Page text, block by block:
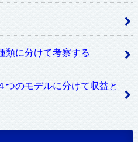
類に分けて考察する
つのモデルに分けて収益と